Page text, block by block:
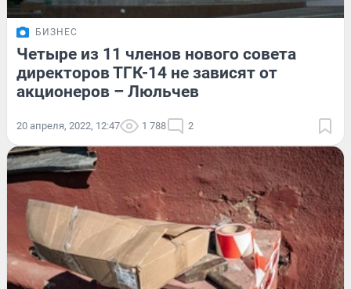
БИЗНЕС
Четыре из 11 членов нового совета
директоров ТГК-14 не зависят от
акционеров – Люльчев
20 апреля, 2022, 12:47 1 788 2